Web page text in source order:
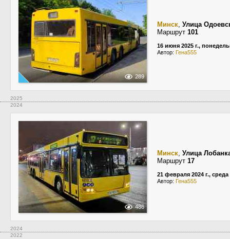
289
Минск, Улица
Маршрут 101
16 июня 2025 г.,
Автор: Гена555
2025
2024
486
Минск, Улица
Маршрут 17
21 февраля 2024 г., среда
Автор: Гена555
2024
2022